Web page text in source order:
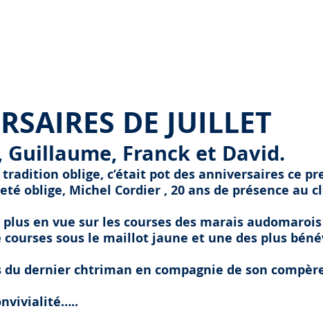
DE JUILLET
Franck et David.
oblige, c’était pot des anniversaires ce
oblige, Michel Cordier , 20 ans de présence au
en vue sur les courses des marais
sous le maillot jaune et une des plus
dernier chtriman en compagnie de son